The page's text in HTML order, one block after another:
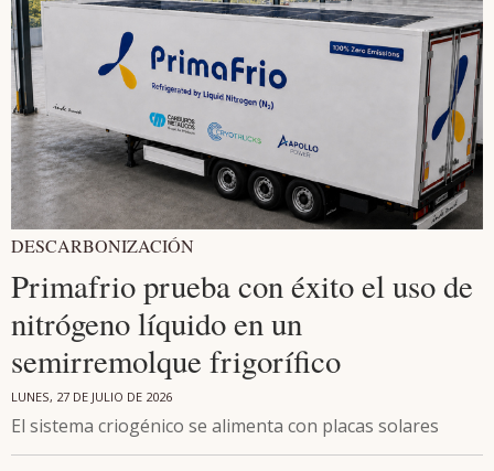
DESCARBONIZACIÓN
Primafrio prueba con éxito el uso de
nitrógeno líquido en un
semirremolque frigorífico
LUNES, 27 DE JULIO DE 2026
El sistema criogénico se alimenta con placas solares